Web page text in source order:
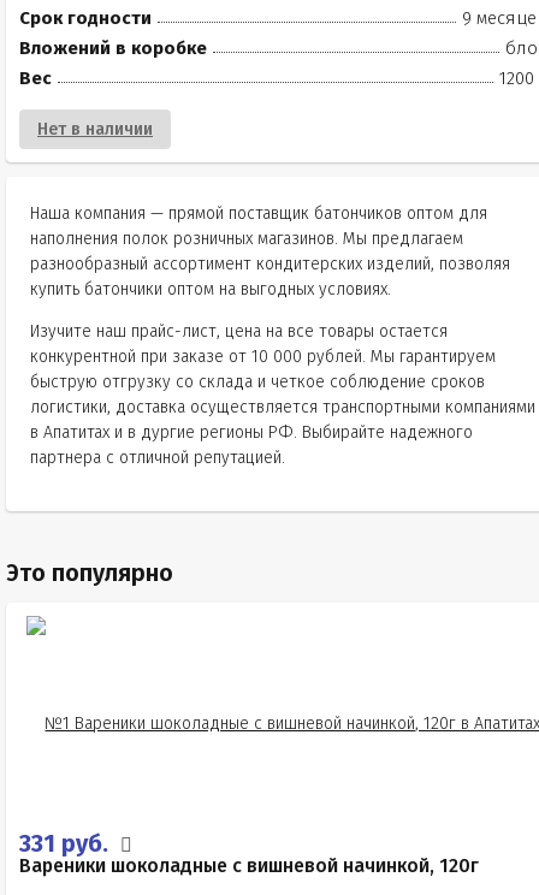
Срок годности
9
Вложений в коробке
Вес
1200
Нет в наличии
Наша компания — прямой поставщик батончиков оптом для
наполнения полок розничных магазинов. Мы предлагаем
разнообразный ассортимент кондитерских изделий, позволяя
купить батончики оптом на выгодных условиях.
Изучите наш прайс-лист, цена на все товары остается
конкурентной при заказе от 10 000 рублей. Мы гарантируем
быструю отгрузку со склада и четкое соблюдение сроков
логистики, доставка осуществляется транспортными компаниями
в Апатитах и в дургие регионы РФ. Выбирайте надежного
партнера с отличной репутацией.
Это популярно
331 руб.
Вареники шоколадные с вишневой начинкой, 120г